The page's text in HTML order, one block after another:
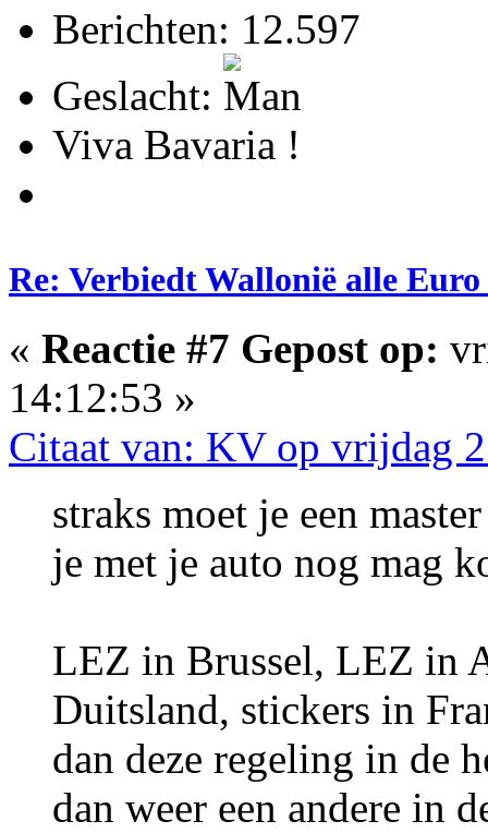
Berichten: 12.597
Geslacht:
Viva Bavaria !
Re: Verbiedt Wallonië alle Euro
« Reactie #7 Gepost op:
14:12:53 »
Citaat van: KV op vrijdag
straks moet je een
je met je auto nog mag
LEZ in Brussel, LEZ in
Duitsland, stickers in
dan deze regeling in de
dan weer een andere in